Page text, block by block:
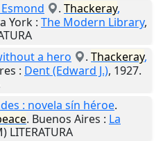
. Thackeray,
York : The Modern Library,
a hero
. Thackeray,
: Dent (Edward J.), 1927.
: novela sín héroe.
. Buenos Aires : La
LITERATURA